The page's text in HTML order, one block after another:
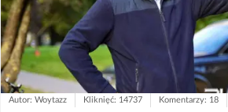
Autor: Woytazz Kliknięć: 14737 Komentarzy: 18